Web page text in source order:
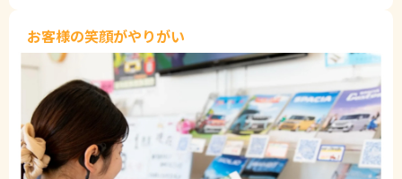
お客様の笑顔がやりがい